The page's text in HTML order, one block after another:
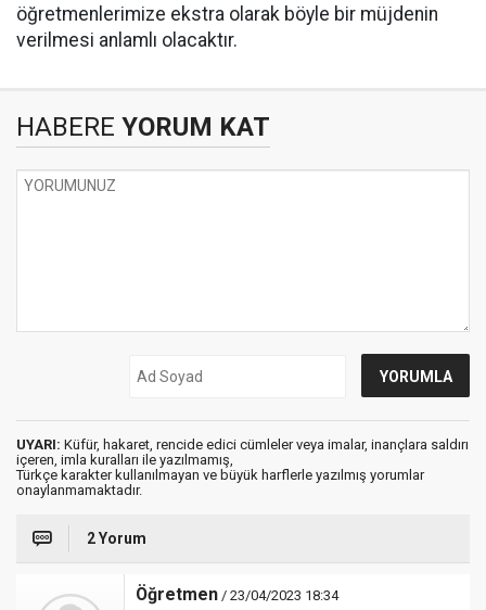
öğretmenlerimize ekstra olarak böyle bir müjdenin
verilmesi anlamlı olacaktır.
HABERE YORUM KAT
UYARI: Küfür, hakaret, rencide edici cümleler veya imalar, inançlara saldırı
içeren, imla kuralları ile yazılmamış,
Türkçe karakter kullanılmayan ve büyük harflerle yazılmış yorumlar
onaylanmamaktadır.
2 Yorum
Öğretmen / 23/04/2023 18:34